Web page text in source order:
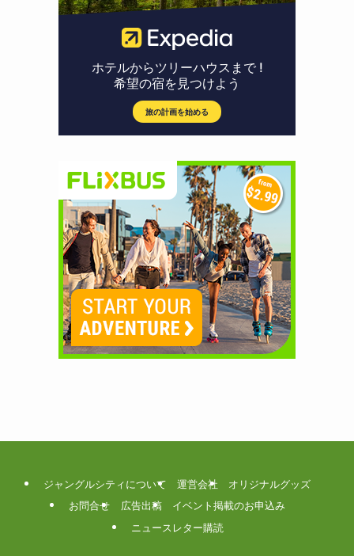
ジャングルシティについて 運営会社
オリジナルグッズ
お問合せ
広告出稿
イベント掲載のお申込み
ニュースレター購読